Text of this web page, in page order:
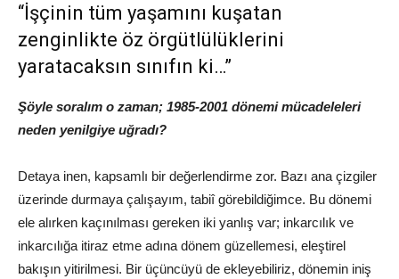
“İşçinin tüm yaşamını kuşatan
zenginlikte öz örgütlülüklerini
yaratacaksın sınıfın ki…”
Şöyle soralım o zaman; 1985-2001 dönemi mücadeleleri
neden yenilgiye uğradı?
Detaya inen, kapsamlı bir değerlendirme zor. Bazı ana çizgiler
üzerinde durmaya çalışayım, tabiî görebildiğimce. Bu dönemi
ele alırken kaçınılması gereken iki yanlış var; inkarcılık ve
inkarcılığa itiraz etme adına dönem güzellemesi, eleştirel
bakışın yitirilmesi. Bir üçüncüyü de ekleyebiliriz, dönemin iniş